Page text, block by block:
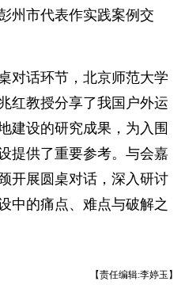
州市代表作实践案例交
对话环节，北京师范大学
红教授分享了我国户外运
建设的研究成果，为入围
提供了重要参考。与会嘉
开展圆桌对话，深入研讨
中的痛点、难点与破解之
【责任编辑:李婷玉】